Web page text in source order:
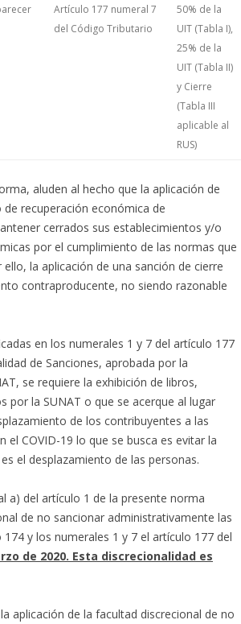
Artículo 177 numeral 7
del Código Tributario
50% de la
UIT (Tabla I),
25% de la
UIT (Tabla II)
y Cierre
(Tabla III
aplicable al
RUS)
aluden al hecho que la aplicación de
recuperación económica de
cerrados sus establecimientos y/o
por el cumplimiento de las normas que
la aplicación de una sanción de cierre
contraproducente, no siendo razonable
en los numerales 1 y 7 del artículo 177
de Sanciones, aprobada por la
se requiere la exhibición de libros,
la SUNAT o que se acerque al lugar
de los contribuyentes a las
COVID-19 lo que se busca es evitar la
el desplazamiento de las personas.
a) del artículo 1 de la presente norma
de no sancionar administrativamente las
y los numerales 1 y 7 el artículo 177 del
de 2020. Esta discrecionalidad es
aplicación de la facultad discrecional de no